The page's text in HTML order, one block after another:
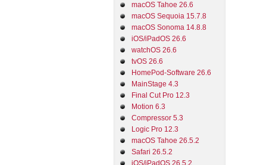
macOS Tahoe 26.6
macOS Sequoia 15.7.8
macOS Sonoma 14.8.8
iOS/iPadOS 26.6
watchOS 26.6
tvOS 26.6
HomePod-Software 26.6
MainStage 4.3
Final Cut Pro 12.3
Motion 6.3
Compressor 5.3
Logic Pro 12.3
macOS Tahoe 26.5.2
Safari 26.5.2